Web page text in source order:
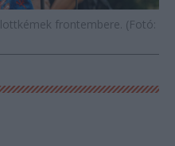
frontembere. (Fotó: